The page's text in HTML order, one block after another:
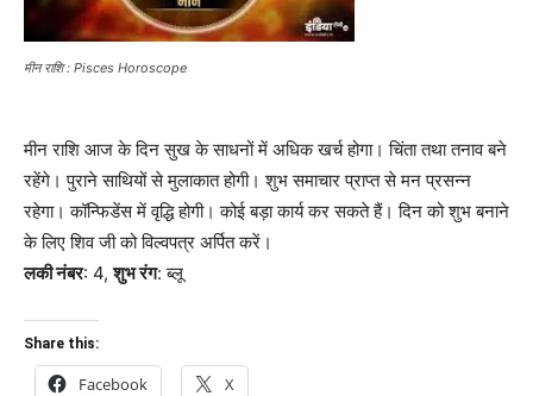
मीन राशि : Pisces Horoscope
मीन राशि आज के दिन सुख के साधनों में अधिक खर्च होगा। चिंता तथा तनाव बने
रहेंगे। पुराने साथियों से मुलाकात होगी। शुभ समाचार प्राप्त से मन प्रसन्न
रहेगा। कॉन्फिडेंस में वृद्धि होगी। कोई बड़ा कार्य कर सकते हैं। दिन को शुभ बनाने
के लिए शिव जी को विल्वपत्र अर्पित करें।
लकी नंबर: 4,शुभ रंग: ब्लू
Share this:
Facebook X